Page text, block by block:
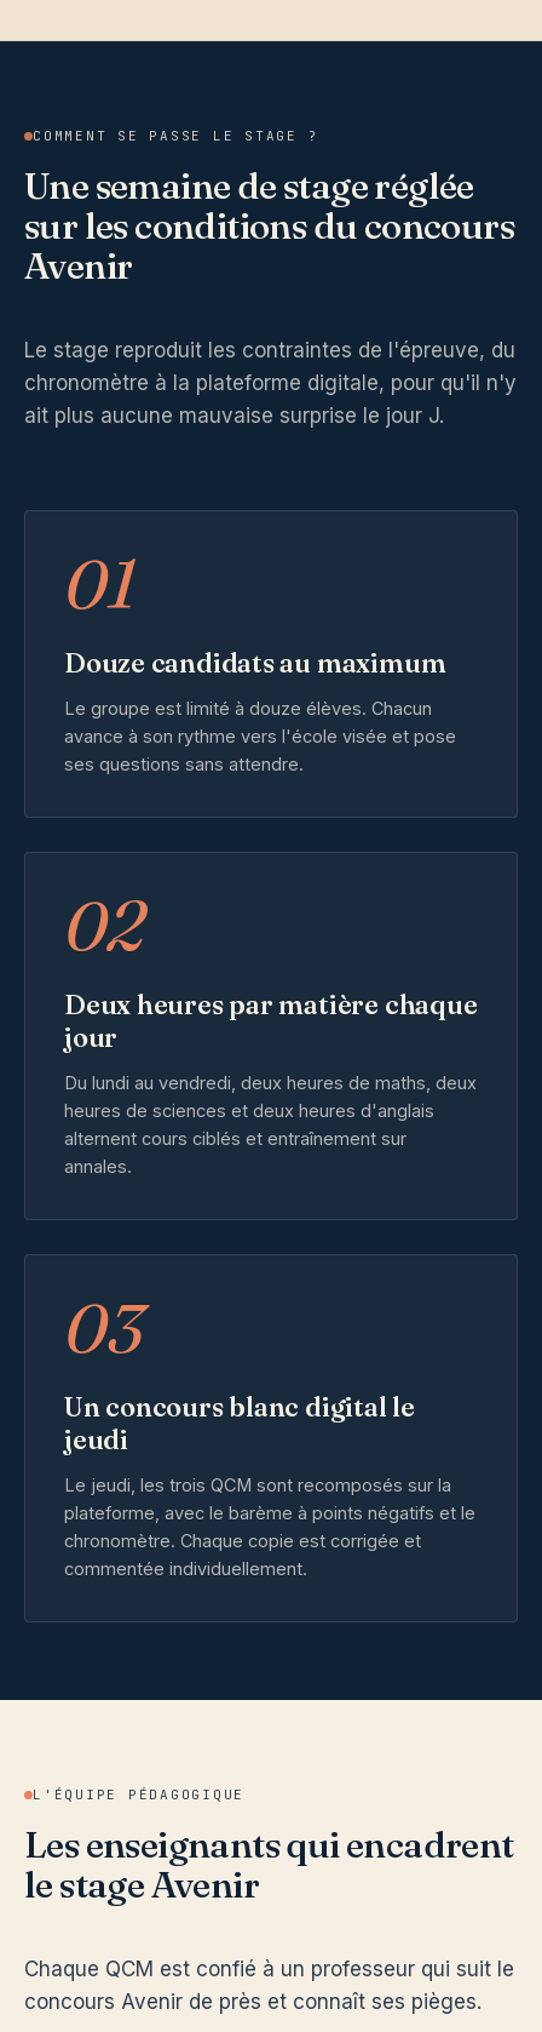
COMMENT SE PASSE LE STAGE ?
Une semaine de stage réglée
sur les conditions du concours
Avenir
Le stage reproduit les contraintes de l'épreuve, du
chronomètre à la plateforme digitale, pour qu'il n'y
ait plus aucune mauvaise surprise le jour J.
01
Douze candidats au maximum
Le groupe est limité à douze élèves. Chacun
avance à son rythme vers l'école visée et pose
ses questions sans attendre.
02
Deux heures par matière chaque
jour
Du lundi au vendredi, deux heures de maths, deux
heures de sciences et deux heures d'anglais
alternent cours ciblés et entraînement sur
annales.
03
Un concours blanc digital le
jeudi
Le jeudi, les trois QCM sont recomposés sur la
plateforme, avec le barème à points négatifs et le
chronomètre. Chaque copie est corrigée et
commentée individuellement.
L'ÉQUIPE PÉDAGOGIQUE
Les enseignants qui encadrent
le stage Avenir
Chaque QCM est confié à un professeur qui suit le
concours Avenir de près et connaît ses pièges.